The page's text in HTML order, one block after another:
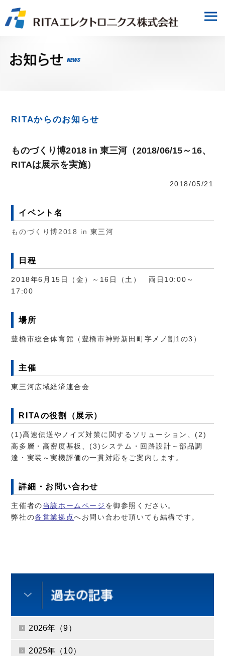
2026年（9）
2025年（10）
RITAからのお知らせ
ものづくり博2018 in 東三河（2018/06/15～16、
RITAは展示を実施）
2018/05/21
イベント名
ものづくり博2018 in 東三河
日程
2018年6月15日（金）～16日（土） 両日10:00～
17:00
場所
豊橋市総合体育館（豊橋市神野新田町字メノ割1の3）
主催
東三河広域経済連合会
RITAの役割（展示）
(1)高速伝送やノイズ対策に関するソリューション、(2)
高多層・高密度基板、(3)システム・回路設計～部品調
達・実装～実機評価の一貫対応をご案内します。
詳細・お問い合わせ
主催者の当該ホームページ を御参照ください。
弊社の各営業拠点へお問い合わせ頂いても結構です。